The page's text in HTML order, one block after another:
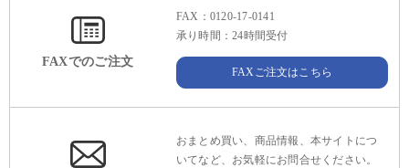
FAXでのご注文
FAX：0120-17-0141
承り時間：24時間受付
FAXご注文はこちら
おまとめ買い、商品情報、本サイトにつ
いてなど、お気軽にお問合せください。